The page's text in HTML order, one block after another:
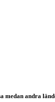
andra